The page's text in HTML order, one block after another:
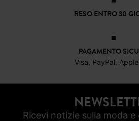
RESO ENTRO 30
PAGAMENTO
Visa, PayPal,
Ricevi notizie sulla moda